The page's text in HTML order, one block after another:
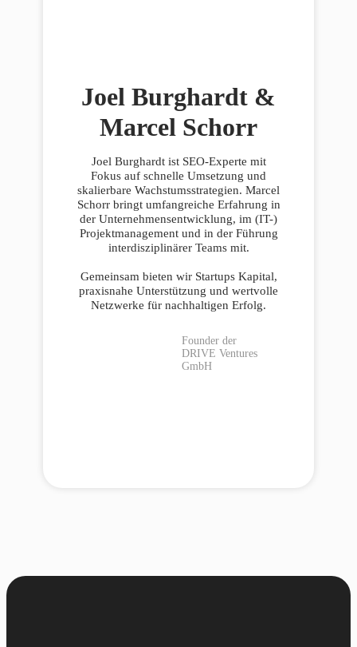
Joel Burghardt &
Marcel Schorr
Joel Burghardt ist SEO-Experte mit
Fokus auf schnelle Umsetzung und
skalierbare Wachstumsstrategien. Marcel
Schorr bringt umfangreiche Erfahrung in
der Unternehmensentwicklung, im (IT-)
Projektmanagement und in der Führung
interdisziplinärer Teams mit.
Gemeinsam bieten wir Startups Kapital,
praxisnahe Unterstützung und wertvolle
Netzwerke für nachhaltigen Erfolg.
Founder der
DRIVE Ventures
GmbH